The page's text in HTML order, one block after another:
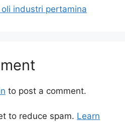
industri pertamina
to post a comment.
to reduce spam. Learn